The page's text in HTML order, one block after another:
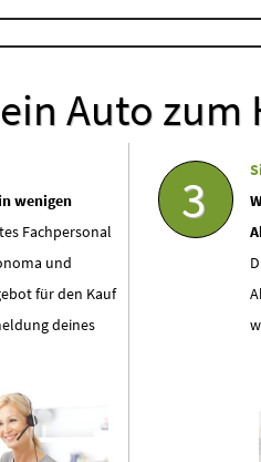
Auto zum
wenigen
Fachpersonal
und
für den Kauf
deines
3